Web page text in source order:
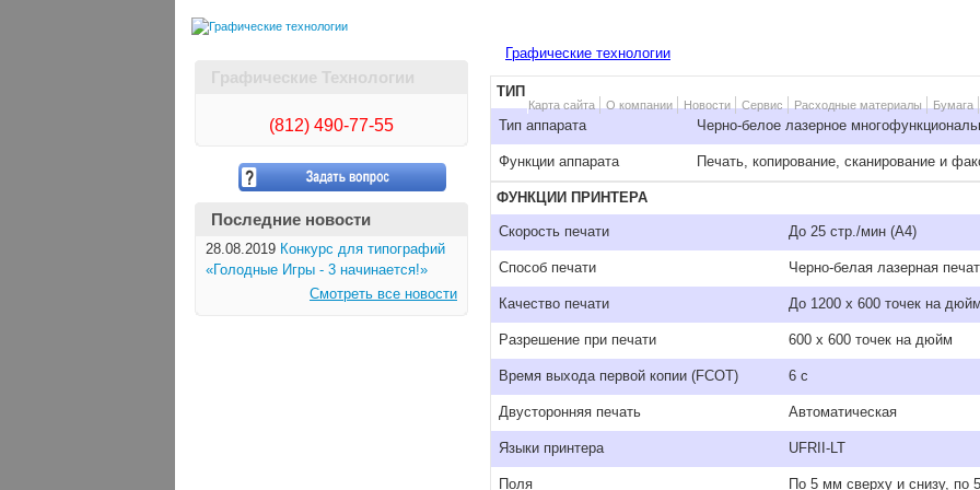
Карта сайта О компании Новости Сервис Расходные материалы Бумага
Графические Технологии
(812) 490-77-55
Последние новости
28.08.2019 Конкурс для типографий
«Голодные Игры - 3 начинается!»
Смотреть все новости
Графические технологии
ТИП
Тип аппарата Черно-белое лазерное
Функции аппарата Печать, копирование, сканирование и
ФУНКЦИИ ПРИНТЕРА
Скорость печати До 25 стр./мин (А4)
Способ печати Черно-белая лазерная
Качество печати До 1200 x 600 точек на
Разрешение при печати 600 x 600 точек на дюйм
Время выхода первой копии (FCOT) 6 с
Двусторонняя печать Автоматическая
Языки принтера UFRII-LT
Поля По 5 мм сверху и снизу, по